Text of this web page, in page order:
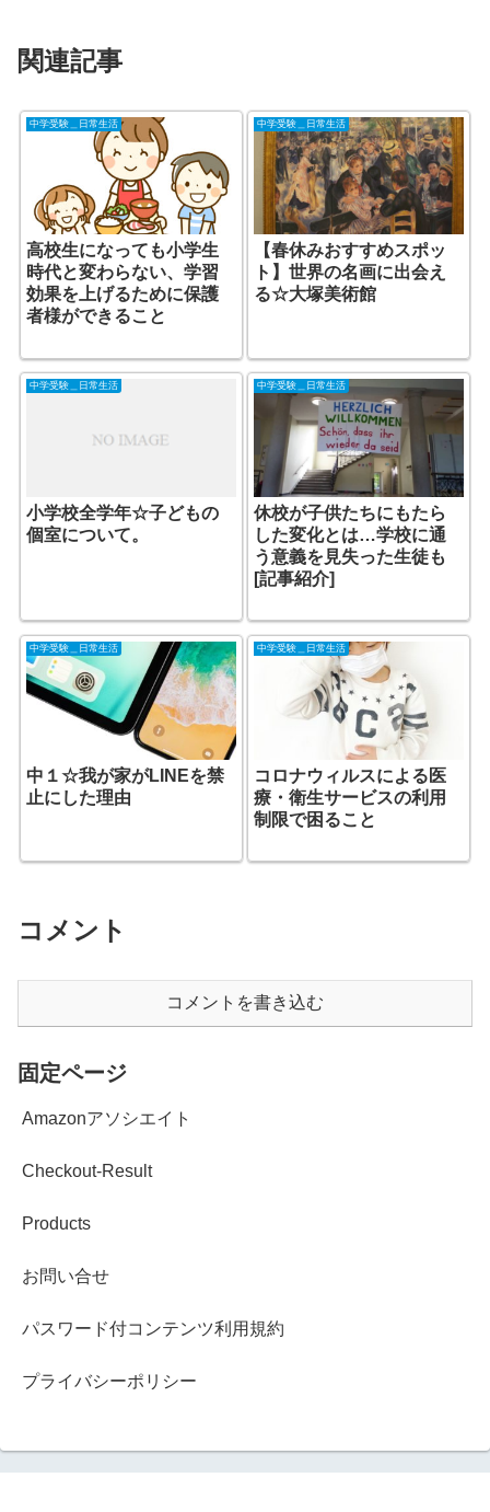
関連記事
中学受験＿日常生活
高校生になっても小学生
時代と変わらない、学習
効果を上げるために保護
者様ができること
中学受験＿日常生活
【春休みおすすめスポッ
ト】世界の名画に出会え
る☆大塚美術館
中学受験＿日常生活
小学校全学年☆子どもの
個室について。
中学受験＿日常生活
休校が子供たちにもたら
した変化とは…学校に通
う意義を見失った生徒も
[記事紹介]
中学受験＿日常生活
中１☆我が家がLINEを禁
止にした理由
中学受験＿日常生活
コロナウィルスによる医
療・衛生サービスの利用
制限で困ること
コメント
コメントを書き込む
固定ページ
Amazonアソシエイト
Checkout-Result
Products
お問い合せ
パスワード付コンテンツ利用規約
プライバシーポリシー